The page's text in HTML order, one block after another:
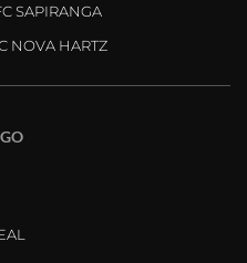
SAPIRANGA
NOVA HARTZ